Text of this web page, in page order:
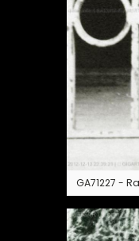
GA71227 -